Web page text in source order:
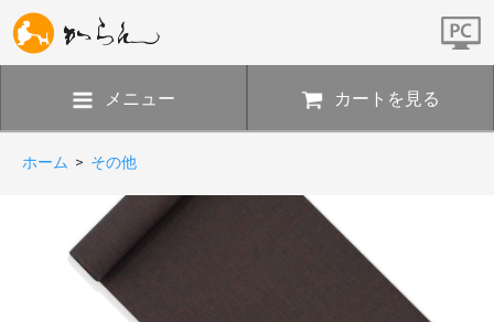
メニュー カートを見る
ホーム > その他